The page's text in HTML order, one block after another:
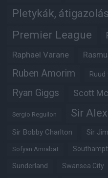
Pletykák,
Premier League
Raphaël Varane
Ruben Amorim
Ryan Giggs Scott
Sergio Reguilon Sir
Sir Bobby Charlton Sir
Sofyan Amrabat
Sunderland Swansea City